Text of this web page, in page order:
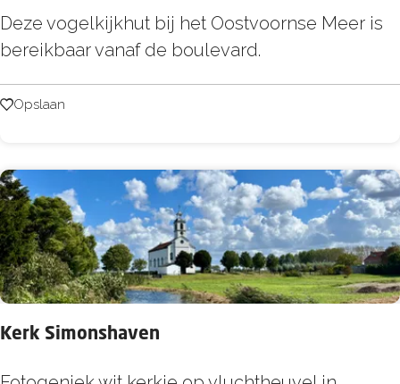
i
s
p
l
a
V
o
e
i
j
k
h
u
G
r
Deze vogelkijkhut bij het Oostvoornse Meer is
bereikbaar vanaf de boulevard.
Opslaan
Opslaan
Kerk Simonshaven